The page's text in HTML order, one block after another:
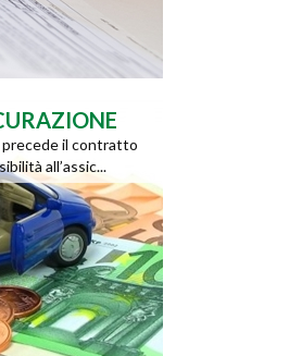
precede il contratto
all’assic...